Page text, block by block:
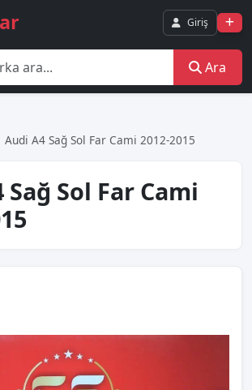
Giriş
Ara
Audi̇ A4 Sağ Sol Far Cami 2012-2015
Sol Far Cami